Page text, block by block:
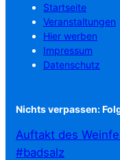
Startseite
Veranstaltungen
Hier werben
Impressum
Datenschutz
Nichts verpassen:
Auftakt des
#badsalz